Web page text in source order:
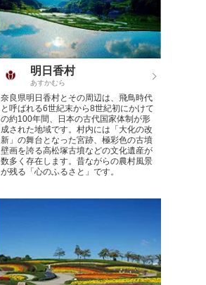
明日香村
あすかむら
奈良県明日香村とその周辺は、飛鳥時代
と呼ばれる6世紀末から8世紀初にかけて
の約100年間、日本の古代国家体制が形
成された地域です。村内には「大化の改
新」の舞台となった宮跡、極彩色の古墳
壁画を誇る高松塚古墳などの文化遺産が
数多く存在します。昔ながらの農村風景
が残る「心のふるさと」です。